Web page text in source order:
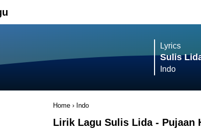
atau menutup menu
Lyrics
Sulis
Indo
Home › Indo
Lirik Lagu Sulis Lida - Pujaan